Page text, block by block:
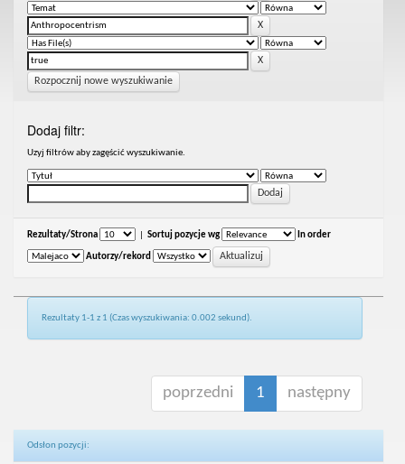
Rozpocznij nowe wyszukiwanie
Dodaj filtr:
Uzyj filtrów aby zagęścić wyszukiwanie.
Rezultaty/Strona Sortuj pozycje wg In order
Autorzy/rekord
Rezultaty 1-1 z 1 (Czas wyszukiwania: 0.002 sekund).
poprzedni 1 następny
Odsłon pozycji: